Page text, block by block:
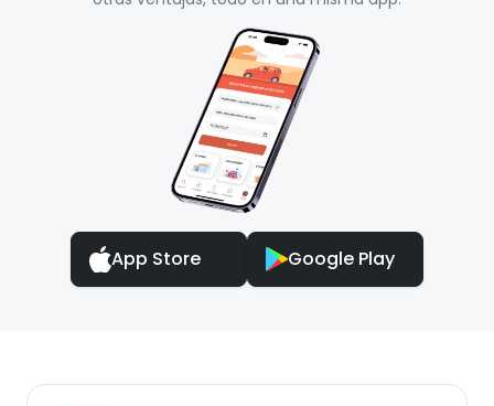
App Store Google Play